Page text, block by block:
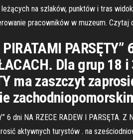
na szlaków, punktów i tras
pracowników w muzeum. Czytaj
PARSĘTY”
Dla grup
ma zaszczyt
6 dni NA RZECE RADEW I PARSĘTA.
aktywnych turystów . na